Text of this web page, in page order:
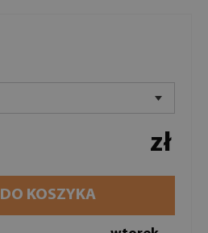
zł
DO KOSZYKA